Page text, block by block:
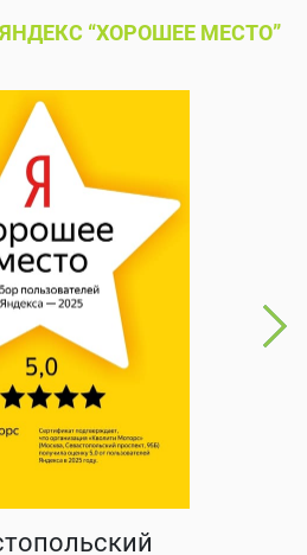
“ХОРОШЕЕ МЕСТО”